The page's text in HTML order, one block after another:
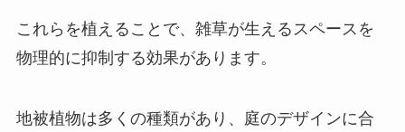
これらを植えることで、雑草が生えるスペースを
物理的に抑制する効果があります。
地被植物は多くの種類があり、庭のデザインに合